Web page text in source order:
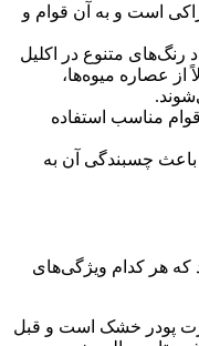
است و به آن قوام و
رنگ‌های متنوع در اکلیل
از عصاره میوه‌ها،
مناسب استفاده
چسبندگی آن به
که هر کدام ویژگی‌های
پودر خشک است و قبل